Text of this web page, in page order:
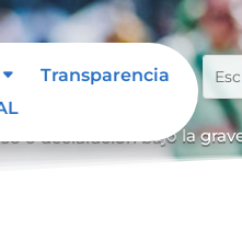
Transparencia
o declaración bajo la